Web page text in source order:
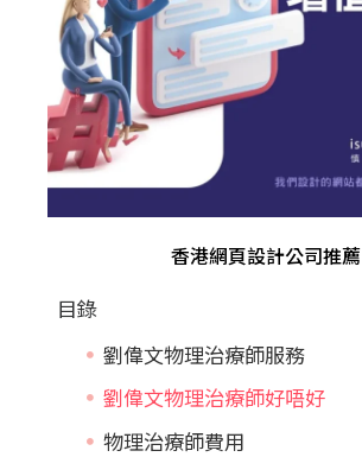
香港網頁設計公司推薦
目錄
劉偉文物理治療師服務
劉偉文物理治療師好唔好
物理治療師費用